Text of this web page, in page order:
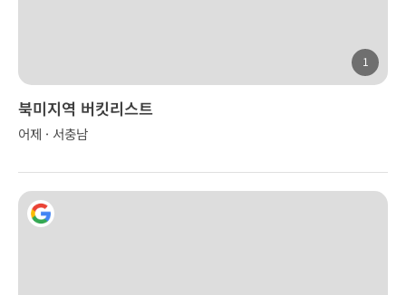
1
북미지역 버킷리스트
어제 · 서충남